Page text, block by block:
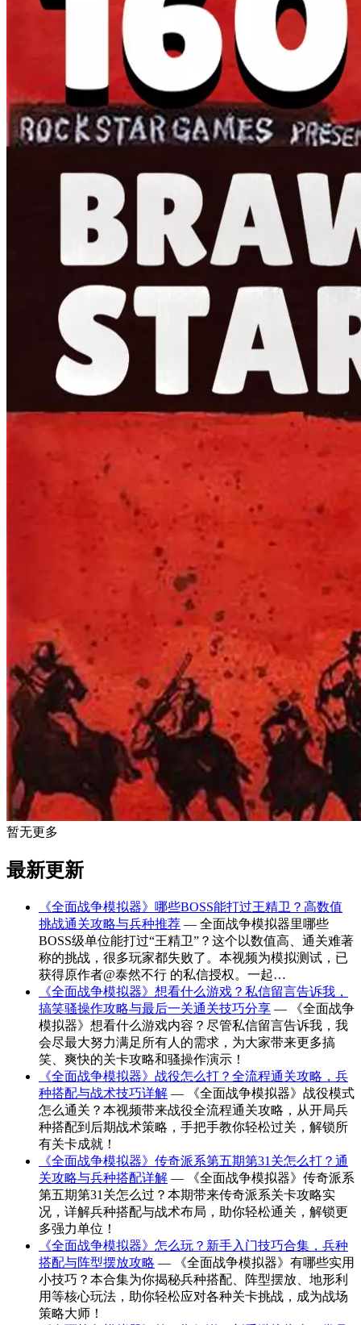
暂无更多
最新更新
《全面战争模拟器》哪些BOSS能打过王精卫？高数值
挑战通关攻略与兵种推荐 — 全面战争模拟器里哪些
BOSS级单位能打过“王精卫”？这个以数值高、通关难著
称的挑战，很多玩家都失败了。本视频为模拟测试，已
获得原作者@泰然不行 的私信授权。一起…
《全面战争模拟器》想看什么游戏？私信留言告诉我，
搞笑骚操作攻略与最后一关通关技巧分享 — 《全面战争
模拟器》想看什么游戏内容？尽管私信留言告诉我，我
会尽最大努力满足所有人的需求，为大家带来更多搞
笑、爽快的关卡攻略和骚操作演示！
《全面战争模拟器》战役怎么打？全流程通关攻略，兵
种搭配与战术技巧详解 — 《全面战争模拟器》战役模式
怎么通关？本视频带来战役全流程通关攻略，从开局兵
种搭配到后期战术策略，手把手教你轻松过关，解锁所
有关卡成就！
《全面战争模拟器》传奇派系第五期第31关怎么打？通
关攻略与兵种搭配详解 — 《全面战争模拟器》传奇派系
第五期第31关怎么过？本期带来传奇派系关卡攻略实
况，详解兵种搭配与战术布局，助你轻松通关，解锁更
多强力单位！
《全面战争模拟器》怎么玩？新手入门技巧合集，兵种
搭配与阵型摆放攻略 — 《全面战争模拟器》有哪些实用
小技巧？本合集为你揭秘兵种搭配、阵型摆放、地形利
用等核心玩法，助你轻松应对各种关卡挑战，成为战场
策略大师！